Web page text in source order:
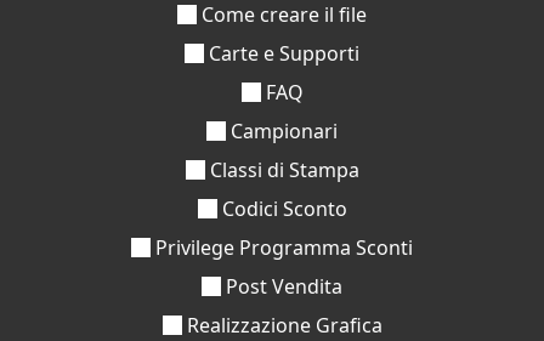
Come creare il file
Carte e Supporti
FAQ
Campionari
Classi di Stampa
Codici Sconto
Privilege Programma Sconti
Post Vendita
Realizzazione Grafica